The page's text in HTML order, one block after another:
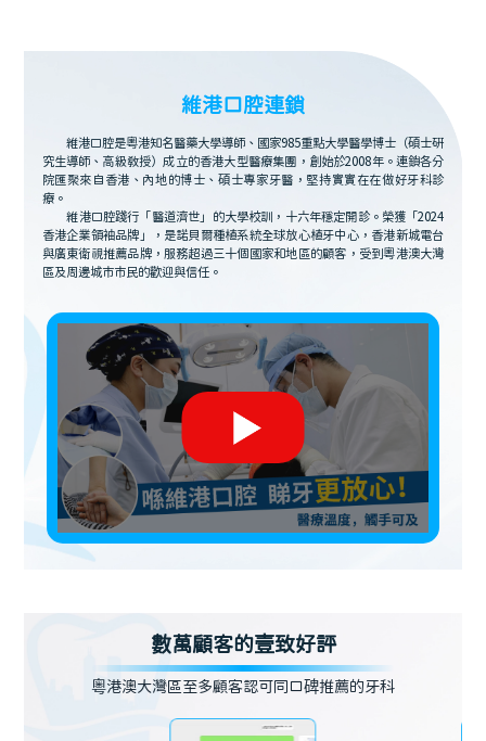
維港口腔連鎖
維港口腔是粵港知名醫藥大學導師、國家985重點大學醫學博士（碩士研
究生導師、高級教授）成立的香港大型醫療集團，創始於2008年。連鎖各分
院匯聚來自香港、內地的博士、碩士專家牙醫，堅持實實在在做好牙科診
療。
維港口腔踐行「醫道濟世」的大學校訓，十六年穩定開診。榮獲「2024
香港企業領袖品牌」，是諾貝爾種植系統全球放心植牙中心，香港新城電台
與廣東衛視推薦品牌，服務超過三十個國家和地區的顧客，受到粵港澳大灣
區及周邊城市市民的歡迎與信任。
數萬顧客的壹致好評
粵港澳大灣區至多顧客認可同口碑推薦的牙科